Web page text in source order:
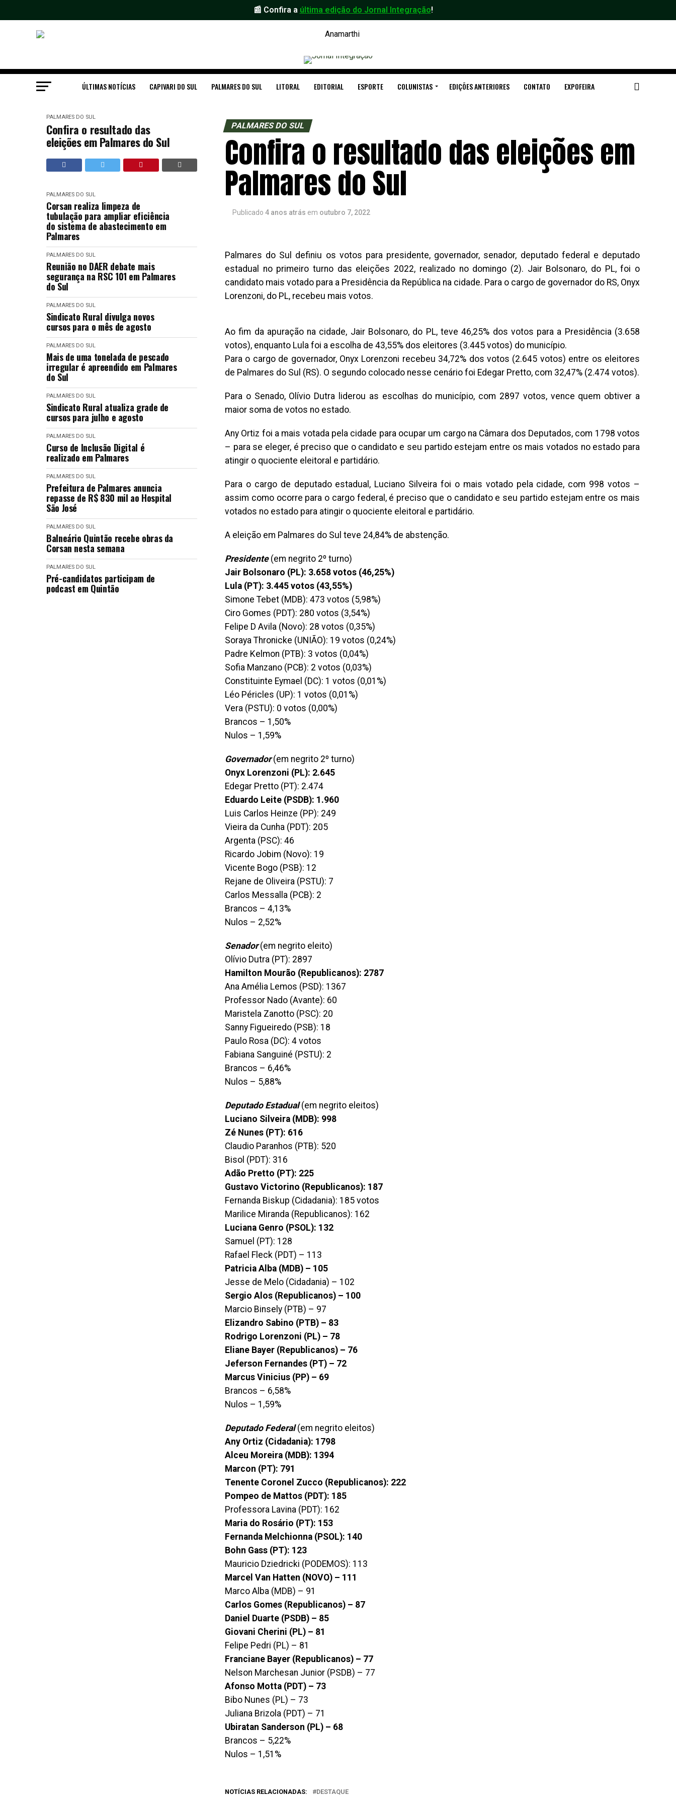
📰 Confira a última edição do Jornal Integração!
ÚLTIMAS NOTÍCIAS CAPIVARI DO SUL PALMARES DO SUL LITORAL EDITORIAL ESPORTE COLUNISTAS EDIÇÕES ANTERIORES CONTATO EXPOFEIRA
PALMARES DO SUL
Confira o resultado das
eleições em Palmares do Sul
PALMARES DO SUL
Corsan realiza limpeza de
tubulação para ampliar eficiência
do sistema de abastecimento em
Palmares
PALMARES DO SUL
Reunião no DAER debate mais
segurança na RSC 101 em Palmares
do Sul
PALMARES DO SUL
Sindicato Rural divulga novos
cursos para o mês de agosto
PALMARES DO SUL
Mais de uma tonelada de pescado
irregular é apreendido em Palmares
do Sul
PALMARES DO SUL
Sindicato Rural atualiza grade de
cursos para julho e agosto
PALMARES DO SUL
Curso de Inclusão Digital é
realizado em Palmares
PALMARES DO SUL
Prefeitura de Palmares anuncia
repasse de R$ 830 mil ao Hospital
São José
PALMARES DO SUL
Balneário Quintão recebe obras da
Corsan nesta semana
PALMARES DO SUL
Pré-candidatos participam de
podcast em Quintão
PALMARES DO SUL
Confira o resultado das eleições em
Palmares do Sul
Publicado 4 anos atrás em outubro 7, 2022
Palmares do Sul definiu os votos para presidente, governador, senador, deputado federal e deputado
estadual no primeiro turno das eleições 2022, realizado no domingo (2). Jair Bolsonaro, do PL, foi o
candidato mais votado para a Presidência da República na cidade. Para o cargo de governador do RS, Onyx
Lorenzoni, do PL, recebeu mais votos.
Ao fim da apuração na cidade, Jair Bolsonaro, do PL, teve 46,25% dos votos para a Presidência (3.658
votos), enquanto Lula foi a escolha de 43,55% dos eleitores (3.445 votos) do município.
Para o cargo de governador, Onyx Lorenzoni recebeu 34,72% dos votos (2.645 votos) entre os eleitores
de Palmares do Sul (RS). O segundo colocado nesse cenário foi Edegar Pretto, com 32,47% (2.474 votos).
Para o Senado, Olívio Dutra liderou as escolhas do município, com 2897 votos, vence quem obtiver a
maior soma de votos no estado.
Any Ortiz foi a mais votada pela cidade para ocupar um cargo na Câmara dos Deputados, com 1798 votos
– para se eleger, é preciso que o candidato e seu partido estejam entre os mais votados no estado para
atingir o quociente eleitoral e partidário.
Para o cargo de deputado estadual, Luciano Silveira foi o mais votado pela cidade, com 998 votos –
assim como ocorre para o cargo federal, é preciso que o candidato e seu partido estejam entre os mais
votados no estado para atingir o quociente eleitoral e partidário.
A eleição em Palmares do Sul teve 24,84% de abstenção.
Presidente(em negrito 2º turno)
Jair Bolsonaro (PL): 3.658 votos (46,25%)
Lula (PT): 3.445 votos (43,55%)
Simone Tebet (MDB): 473 votos (5,98%)
Ciro Gomes (PDT): 280 votos (3,54%)
Felipe D Avila (Novo): 28 votos (0,35%)
Soraya Thronicke (UNIÃO): 19 votos (0,24%)
Padre Kelmon (PTB): 3 votos (0,04%)
Sofia Manzano (PCB): 2 votos (0,03%)
Constituinte Eymael (DC): 1 votos (0,01%)
Léo Péricles (UP): 1 votos (0,01%)
Vera (PSTU): 0 votos (0,00%)
Brancos – 1,50%
Nulos – 1,59%
Governador(em negrito 2º turno)
Onyx Lorenzoni (PL): 2.645
Edegar Pretto (PT): 2.474
Eduardo Leite (PSDB): 1.960
Luis Carlos Heinze (PP): 249
Vieira da Cunha (PDT): 205
Argenta (PSC): 46
Ricardo Jobim (Novo): 19
Vicente Bogo (PSB): 12
Rejane de Oliveira (PSTU): 7
Carlos Messalla (PCB): 2
Brancos – 4,13%
Nulos – 2,52%
Senador (em negrito eleito)
Olívio Dutra (PT): 2897
Hamilton Mourão (Republicanos): 2787
Ana Amélia Lemos (PSD): 1367
Professor Nado (Avante): 60
Maristela Zanotto (PSC): 20
Sanny Figueiredo (PSB): 18
Paulo Rosa (DC): 4 votos
Fabiana Sanguiné (PSTU): 2
Brancos – 6,46%
Nulos – 5,88%
Deputado Estadual(em negrito eleitos)
Luciano Silveira (MDB): 998
Zé Nunes (PT): 616
Claudio Paranhos (PTB): 520
Bisol (PDT): 316
Adão Pretto (PT): 225
Gustavo Victorino (Republicanos): 187
Fernanda Biskup (Cidadania): 185 votos
Marilice Miranda (Republicanos): 162
Luciana Genro (PSOL): 132
Samuel (PT): 128
Rafael Fleck (PDT) – 113
Patricia Alba (MDB) – 105
Jesse de Melo (Cidadania) – 102
Sergio Alos (Republicanos) – 100
Marcio Binsely (PTB) – 97
Elizandro Sabino (PTB) – 83
Rodrigo Lorenzoni (PL) – 78
Eliane Bayer (Republicanos) – 76
Jeferson Fernandes (PT) – 72
Marcus Vinicius (PP) – 69
Brancos – 6,58%
Nulos – 1,59%
Deputado Federal(em negrito eleitos)
Any Ortiz (Cidadania): 1798
Alceu Moreira (MDB): 1394
Marcon (PT): 791
Tenente Coronel Zucco (Republicanos): 222
Pompeo de Mattos (PDT): 185
Professora Lavina (PDT): 162
Maria do Rosário (PT): 153
Fernanda Melchionna (PSOL): 140
Bohn Gass (PT): 123
Mauricio Dziedricki (PODEMOS): 113
Marcel Van Hatten (NOVO) – 111
Marco Alba (MDB) – 91
Carlos Gomes (Republicanos) – 87
Daniel Duarte (PSDB) – 85
Giovani Cherini (PL) – 81
Felipe Pedri (PL) – 81
Franciane Bayer (Republicanos) – 77
Nelson Marchesan Junior (PSDB) – 77
Afonso Motta (PDT) – 73
Bibo Nunes (PL) – 73
Juliana Brizola (PDT) – 71
Ubiratan Sanderson (PL) – 68
Brancos – 5,22%
Nulos – 1,51%
NOTÍCIAS RELACIONADAS: DESTAQUE